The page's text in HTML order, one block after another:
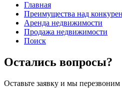
Главная
Преимущества над
Аренда недвижимости
Продажа недвижимости
Поиск
Остались вопросы?
Оставьте заявку и мы